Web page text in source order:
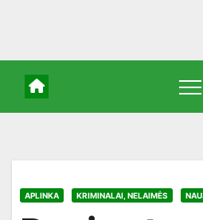
APLINKA KRIMINALAI, NELAIMĖS